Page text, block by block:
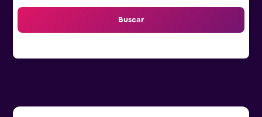
Buscar